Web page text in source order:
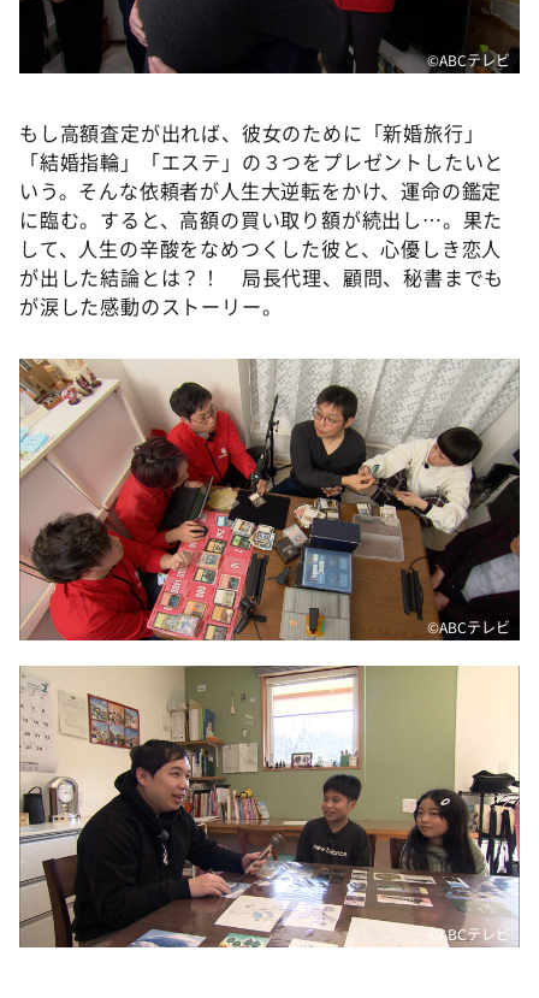
©ABCテレビ
もし高額査定が出れば、彼女のために「新婚旅行」
「結婚指輪」「エステ」の３つをプレゼントしたいと
いう。そんな依頼者が人生大逆転をかけ、運命の鑑定
に臨む。すると、高額の買い取り額が続出し…。果た
して、人生の辛酸をなめつくした彼と、心優しき恋人
が出した結論とは？！ 局長代理、顧問、秘書までも
が涙した感動のストーリー。
©ABCテレビ
©ABCテレビ